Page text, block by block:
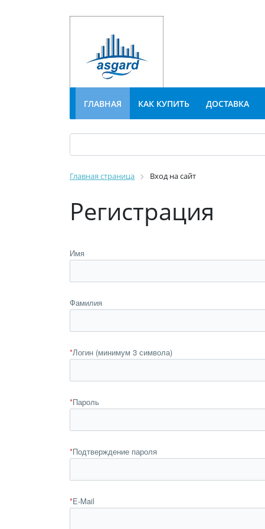
ГЛАВНАЯ КАК КУПИТЬ ДОСТАВКА
Главная страница Вход на сайт
Регистрация
Имя
Фамилия
*Логин (минимум 3 символа)
*Пароль
*Подтверждение пароля
*E-Mail